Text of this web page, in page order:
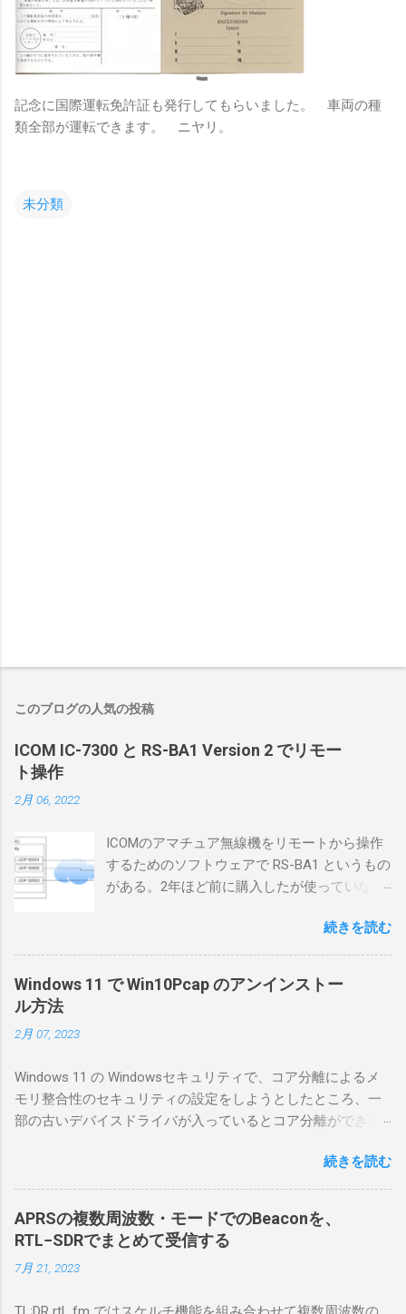
記念に国際運転免許証も発行してもらいました。 車両の種
類全部が運転できます。 ニヤリ。
未分類
このブログの人気の投稿
ICOM IC-7300 と RS-BA1 Version 2 でリモー
ト操作
2月 06, 2022
ICOMのアマチュア無線機をリモートから操作
するためのソフトウェアで RS-BA1 というもの
がある。2年ほど前に購入したが使っていなか
としているので、リモートから操作できる無
線局構築のために、真面目に使ってみること
くだろうと思ったのだが、ちっともそんなに
合は、下記のこれらものが必要である ICOMの
無線機。 今回は私が持っているIC-7300を使
う。 無線機側(サーバ側) のWindows PC。 今
を入れて使っている。 TPMとか入っているの
でBitLockerのDisk暗号化もでき、遠隔地で盗難
にあってもデータ流出の危険性が少ないかな
と思って。 操作側 (クライアント側) の
続きを読む
Windows 11 で Win10Pcap のアンインストー
ル方法
2月 07, 2023
Windows 11 の Windowsセキュリティで、コア分離によるメ
モリ整合性のセキュリティの設定をしようとしたところ、一
部の古いデバイスドライバが入っているとコア分離ができな
で利用する Win10Pcap.sys が入っているためにコア分離がで
きないとエラーが出ておりました。 アンインストールのプロ
グラムなどを走らせてもアンインストールできなかったの
で、どのように実行すればよいのか調べながら実施しまし
た。結論としては pnputil というコマンドを用いればよかった
です。 まずは管理者権限でTerminalを実行します。
続きを読む
APRSの複数周波数・モードでのBeaconを、
RTL−SDRでまとめて受信する
7月 21, 2023